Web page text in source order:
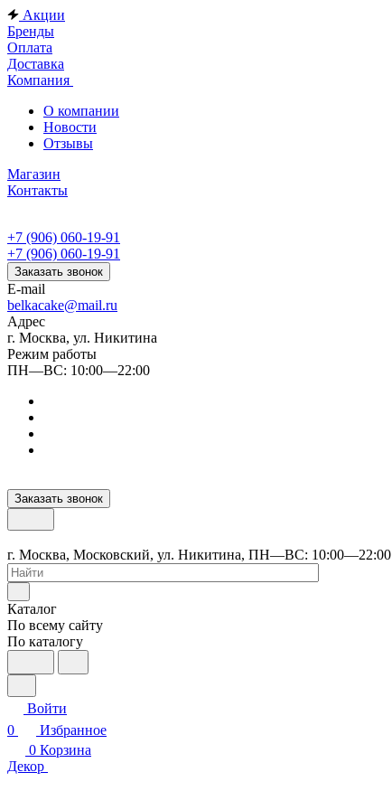
Акции
Бренды
Оплата
Доставка
Компания
О компании
Новости
Отзывы
Магазин
Контакты
+7 (906) 060-19-91
+7 (906) 060-19-91
Заказать звонок
E-mail
belkacake@mail.ru
Адрес
г. Москва, ул. Никитина
Режим работы
ПН—ВС: 10:00—22:00
Заказать звонок
г. Москва, Московский, ул. Никитина, ПН—ВС: 10:00—22:00
Каталог
По всему сайту
По каталогу
Войти
0
Избранное
0 Корзина
Декор